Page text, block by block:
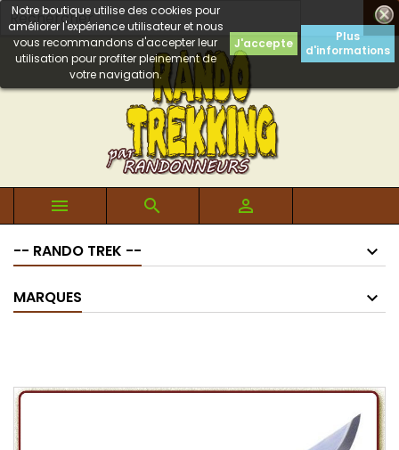

Notre boutique utilise des cookies pour
améliorer l'expérience utilisateur et nous
vous recommandons d'accepter leur
utilisation pour profiter pleinement de
votre navigation.
J'accepte
Plus
d'informations
  
-- RANDO TREK --
MARQUES